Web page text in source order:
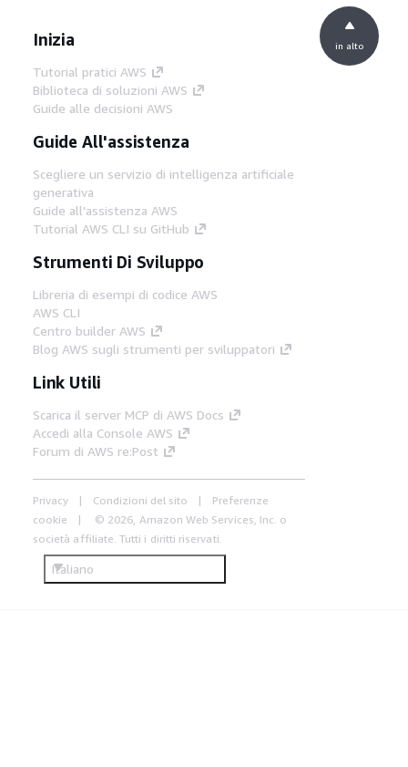
Inizia
Tutorial pratici AWS
Biblioteca di soluzioni AWS
Guide alle decisioni AWS
Guide All'assistenza
Scegliere un servizio di intelligenza artificiale
generativa
Guide all'assistenza AWS
Tutorial AWS CLI su GitHub
Strumenti Di Sviluppo
Libreria di esempi di codice AWS
AWS CLI
Centro builder AWS
Blog AWS sugli strumenti per sviluppatori
Link Utili
Scarica il server MCP di AWS Docs
Accedi alla Console AWS
Forum di AWS re:Post
Privacy Condizioni del sito
Preferenze
cookie
© 2026, Amazon Web Services, Inc. o
società affiliate. Tutti i diritti riservati.
Italiano
in alto